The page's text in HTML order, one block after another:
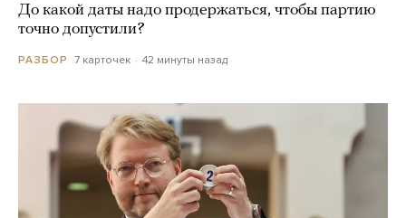
До какой даты надо продержаться, чтобы партию
точно допустили?
РАЗБОР 7 карточек 42 минуты назад